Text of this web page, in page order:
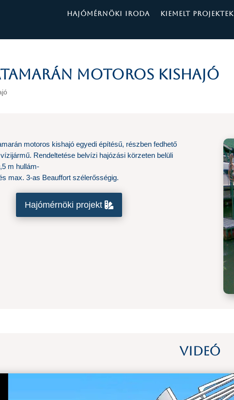
HAJÓMÉRNÖKI IRODA KIEMELT PROJEKTEK
motoros kishajó
motoros kishajó egyedi építésű, részben fedhető
Rendeltetése belvízi hajózási körzeten belüli
m hullám-
max. 3-as Beauffort szélerősségig.
Hajómérnöki projekt
Videó